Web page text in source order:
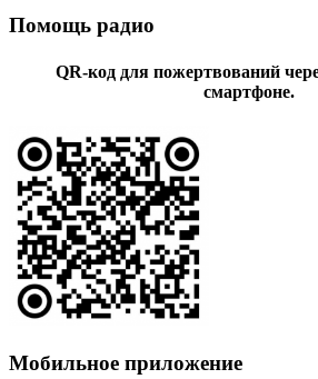
Помощь радио
QR-код для пожертвований
смартфоне.
Мобильное приложение